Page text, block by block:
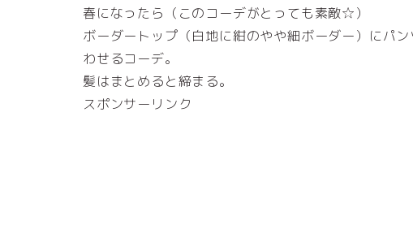
春になったら（このコーデがとっても素敵☆）
ボーダートップ（白地に紺のやや細ボーダー）にパ
わせるコーデ。
髪はまとめると締まる。
スポンサーリンク